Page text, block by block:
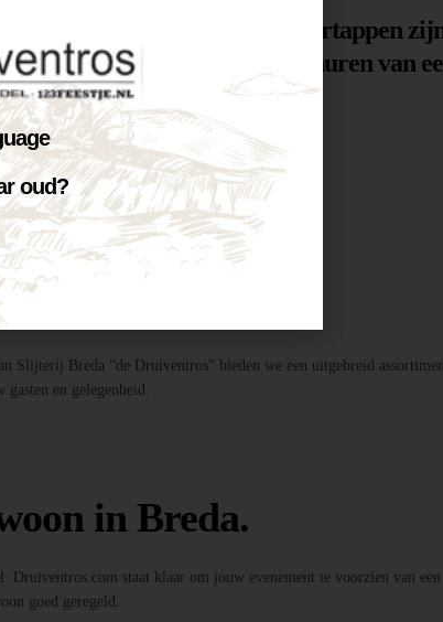
te laten slagen. Onze biertappen
Enkele voordelen voor het huren van
onderstel.
bier.
Breda “de Druiventros” bieden we een uitgebreid
en gelegenheid.
in Breda.
staat klaar om jouw evenement te voorzien van
goed geregeld.
oud?